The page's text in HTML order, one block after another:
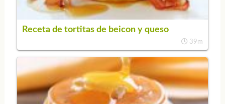
Receta de tortitas de beicon y queso
39m